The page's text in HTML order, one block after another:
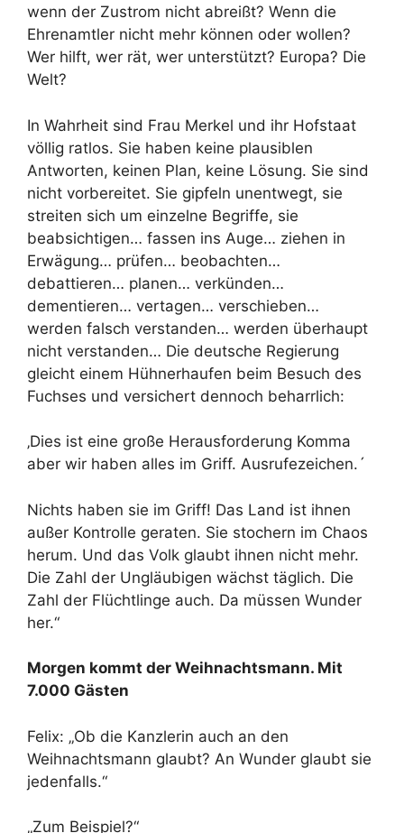
wenn der Zustrom nicht abreißt? Wenn die
Ehrenamtler nicht mehr können oder wollen?
Wer hilft, wer rät, wer unterstützt? Europa? Die
Welt?
In Wahrheit sind Frau Merkel und ihr Hofstaat
völlig ratlos. Sie haben keine plausiblen
Antworten, keinen Plan, keine Lösung. Sie sind
nicht vorbereitet. Sie gipfeln unentwegt, sie
streiten sich um einzelne Begriffe, sie
beabsichtigen… fassen ins Auge… ziehen in
Erwägung… prüfen… beobachten…
debattieren… planen… verkünden…
dementieren… vertagen… verschieben…
werden falsch verstanden… werden überhaupt
nicht verstanden… Die deutsche Regierung
gleicht einem Hühnerhaufen beim Besuch des
Fuchses und versichert dennoch beharrlich:
‚Dies ist eine große Herausforderung Komma
aber wir haben alles im Griff. Ausrufezeichen.´
Nichts haben sie im Griff! Das Land ist ihnen
außer Kontrolle geraten. Sie stochern im Chaos
herum. Und das Volk glaubt ihnen nicht mehr.
Die Zahl der Ungläubigen wächst täglich. Die
Zahl der Flüchtlinge auch. Da müssen Wunder
her.“
Morgen kommt der Weihnachtsmann. Mit
7.000 Gästen
Felix: „Ob die Kanzlerin auch an den
Weihnachtsmann glaubt? An Wunder glaubt sie
jedenfalls.“
„Zum Beispiel?“